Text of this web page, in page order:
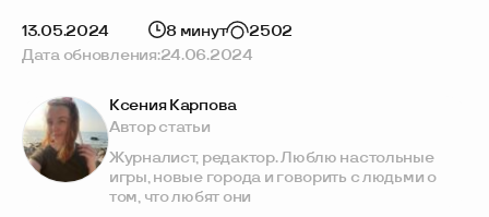
13.05.2024 8 минут
2502
Дата обновления:24.06.2024
Ксения Карпова
Автор статьи
Журналист, редактор. Люблю настольные
игры, новые города и говорить с людьми о
том, что любят они